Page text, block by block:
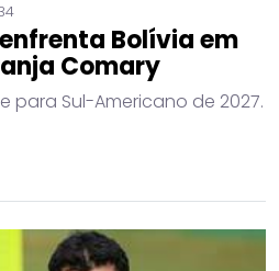
Bolívia em
Comary
para Sul-Americano de 2027.